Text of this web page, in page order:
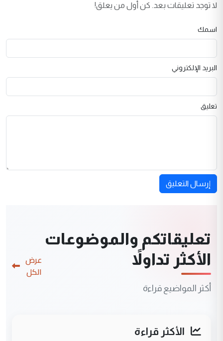
لا توجد تعليقات بعد. كن أول من يعلق!
اسمك
البريد الإلكتروني
تعليق
إرسال التعليق
تعليقاتكم والموضوعات
الأكثر تداولاً
أكثر المواضيع قراءة
عرض
الكل
الأكثر قراءة